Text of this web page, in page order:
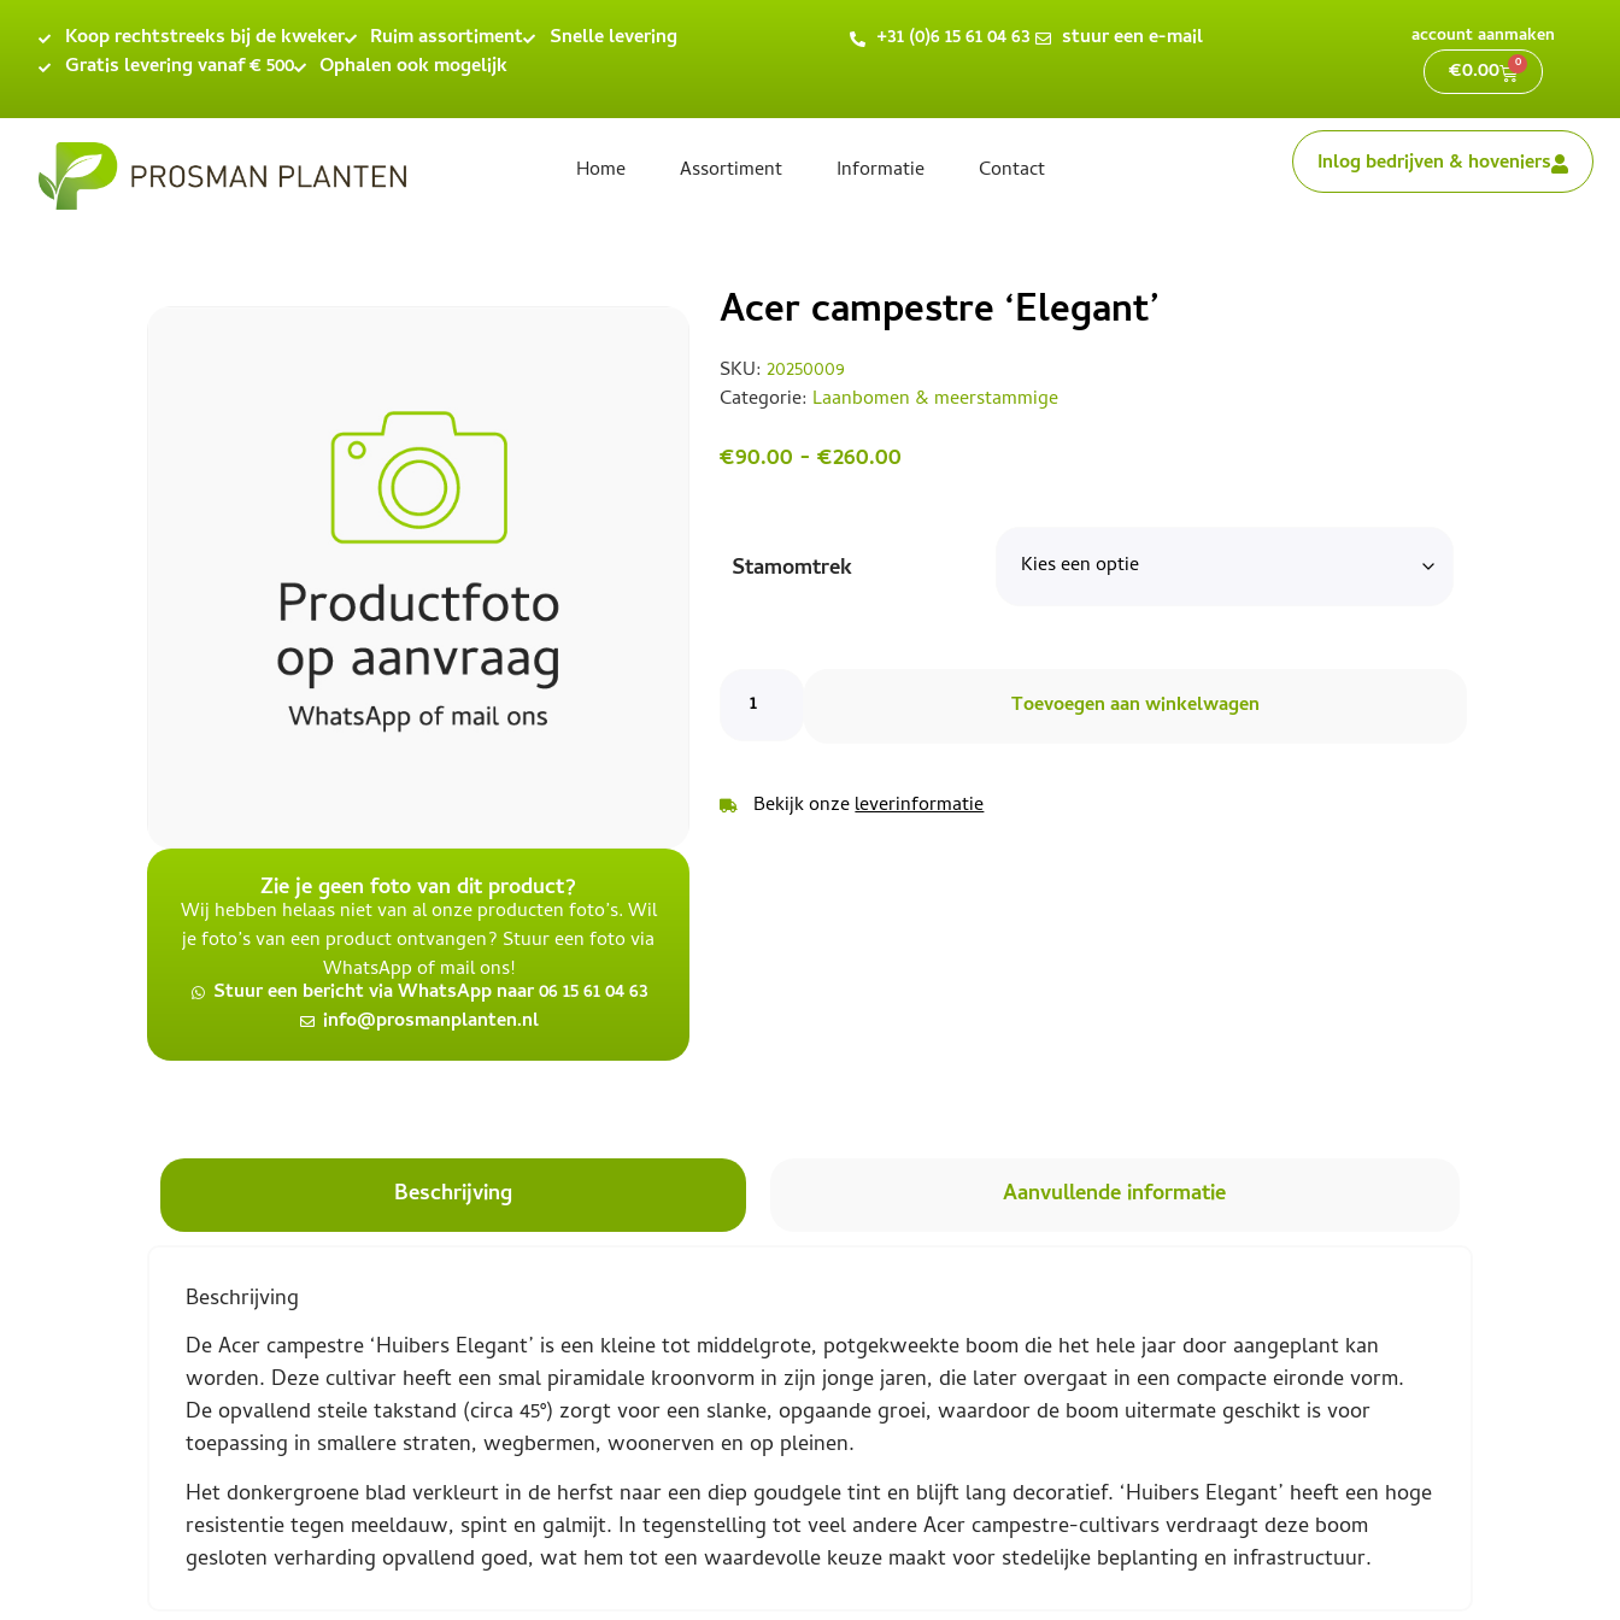
Koop rechtstreeks bij de kweker Ruim assortiment
Snelle levering
Gratis levering vanaf € 500
Ophalen ook mogelijk
+31 (0)6 15 61 04 63 stuur een e-mail account aanmaken
€0.00 0
Home Assortiment Informatie Contact Inlog bedrijven & hoveniers
Zie je geen foto van dit product?
Wij hebben helaas niet van al onze producten foto’s. Wil
je foto’s van een product ontvangen? Stuur een foto via
WhatsApp of mail ons!
Stuur een bericht via WhatsApp naar 06 15 61 04 63
info@prosmanplanten.nl
Acer campestre ‘Elegant’
SKU:20250009
Categorie: Laanbomen & meerstammige
€90.00 - €260.00
Stamomtrek
Toevoegen aan winkelwagen
Bekijk onzeleverinformatie
Beschrijving Aanvullende informatie
Beschrijving
De Acer campestre ‘Huibers Elegant’ is een kleine tot middelgrote, potgekweekte boom die het hele jaar door aangeplant kan
worden. Deze cultivar heeft een smal piramidale kroonvorm in zijn jonge jaren, die later overgaat in een compacte eironde vorm.
De opvallend steile takstand (circa 45°) zorgt voor een slanke, opgaande groei, waardoor de boom uitermate geschikt is voor
toepassing in smallere straten, wegbermen, woonerven en op pleinen.
Het donkergroene blad verkleurt in de herfst naar een diep goudgele tint en blijft lang decoratief. ‘Huibers Elegant’ heeft een hoge
resistentie tegen meeldauw, spint en galmijt. In tegenstelling tot veel andere Acer campestre-cultivars verdraagt deze boom
gesloten verharding opvallend goed, wat hem tot een waardevolle keuze maakt voor stedelijke beplanting en infrastructuur.